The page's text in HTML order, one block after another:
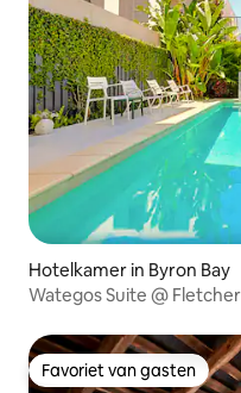
Hotelkamer in Byron Bay
Wategos Suite @
Favoriet van gasten
Favoriet van gasten